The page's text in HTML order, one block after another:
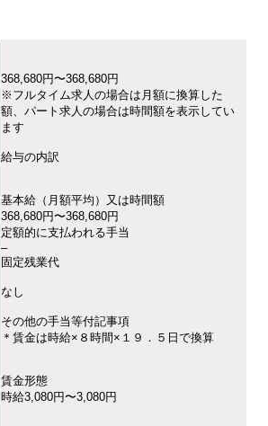
368,680円〜368,680円
※フルタイム求人の場合は月額に換算した
額、パート求人の場合は時間額を表示してい
ます
給与の内訳
基本給（月額平均）又は時間額
368,680円〜368,680円
定額的に支払われる手当
–
固定残業代
なし
その他の手当等付記事項
＊賃金は時給×８時間×１９．５日で換算
賃金形態
時給3,080円〜3,080円